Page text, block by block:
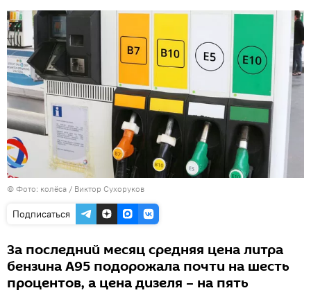
© Фото: колёса / Виктор Сухоруков
Подписаться
За последний месяц средняя цена литра
бензина A95 подорожала почти на шесть
процентов, а цена дизеля – на пять